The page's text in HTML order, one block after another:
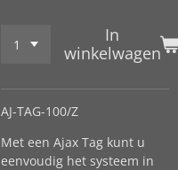
In
winkelwagen
AJ-TAG-100/Z
Met een Ajax Tag kunt u
eenvoudig het systeem in